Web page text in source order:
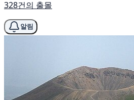
328건의 출몰
알림